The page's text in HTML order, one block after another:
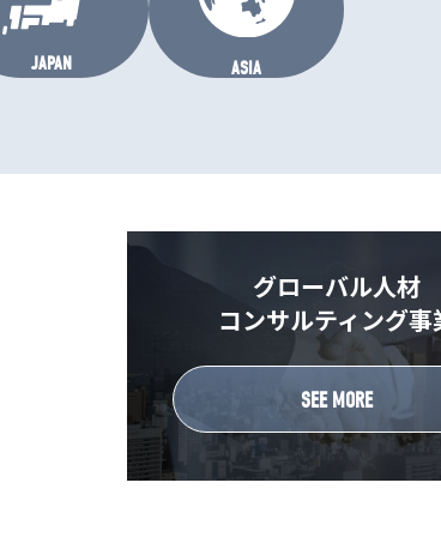
JAPAN ASIA
グローバル人材
コンサルティング事
SEE MORE